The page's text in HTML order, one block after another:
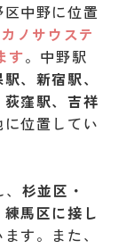
中野に位置
ノサウステ
す。中野駅
、新宿駅、
窪駅、吉祥
位置してい
杉並区・
馬区に接し
す。また、